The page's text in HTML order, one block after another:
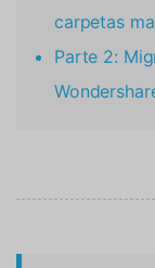
carpetas
Parte 2: